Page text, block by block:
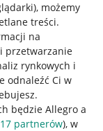
, możemy
treści.
na
przetwarzanie
rynkowych i
odnaleźć Ci w
będzie Allegro a
17 partnerów), w